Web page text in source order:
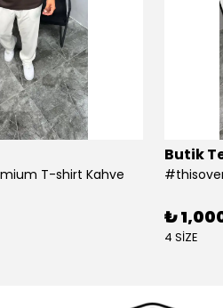
T-shirt Kahve
Butik
₺
4 SİZE